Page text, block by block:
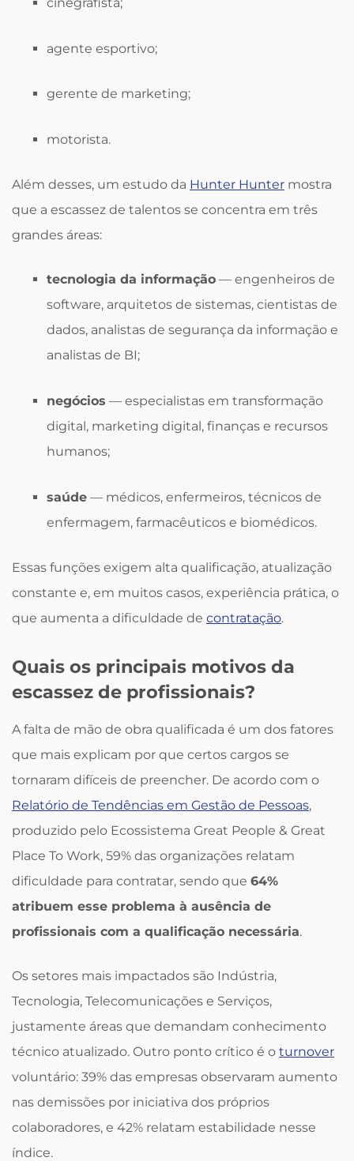
agente esportivo;
gerente de marketing;
motorista.
Além desses, um estudo da Hunter Hunter mostra
que a escassez de talentos se concentra em três
grandes áreas:
tecnologia da informação — engenheiros de
software, arquitetos de sistemas, cientistas de
dados, analistas de segurança da informação e
analistas de BI;
negócios — especialistas em transformação
digital, marketing digital, finanças e recursos
humanos;
saúde — médicos, enfermeiros, técnicos de
enfermagem, farmacêuticos e biomédicos.
Essas funções exigem alta qualificação, atualização
constante e, em muitos casos, experiência prática, o
que aumenta a dificuldade de contratação.
Quais os principais motivos da
escassez de profissionais?
A falta de mão de obra qualificada é um dos fatores
que mais explicam por que certos cargos se
tornaram difíceis de preencher. De acordo com o
Relatório de Tendências em Gestão de Pessoas,
produzido pelo Ecossistema Great People & Great
Place To Work, 59% das organizações relatam
dificuldade para contratar, sendo que 64%
atribuem esse problema à ausência de
profissionais com a qualificação necessária.
Os setores mais impactados são Indústria,
Tecnologia, Telecomunicações e Serviços,
justamente áreas que demandam conhecimento
técnico atualizado. Outro ponto crítico é o turnover
voluntário: 39% das empresas observaram aumento
nas demissões por iniciativa dos próprios
colaboradores, e 42% relatam estabilidade nesse
índice.